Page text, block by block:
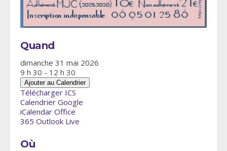
Quand
dimanche 31 mai 2026
9 h 30 - 12 h 30
Ajouter au Calendrier
Télécharger ICS
Calendrier Google
iCalendar Office
365 Outlook Live
Où